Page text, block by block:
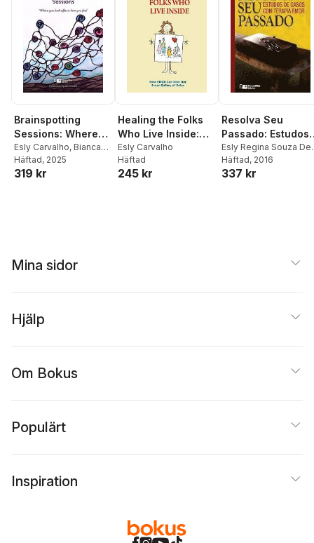
Brainspotting
Sessions: Where
You Look Affects
How You Feel
Esly Carvalho, Bianca
Bassi
Häftad, 2025
319 kr
Healing the Folks
Who Live Inside:
How EMDR Can
Heal Our Inner
Gallery of Roles
Esly Carvalho
Häftad
245 kr
Resolva Seu
Passado: Estudos
de Casos com
Terapia EMDR
Esly Regina Souza De
Carvalho
Häftad, 2016
337 kr
Mina sidor
Hjälp
Om Bokus
Populärt
Inspiration